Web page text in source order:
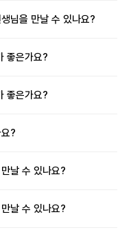
님을 만날 수 있나요?
좋은가요?
좋은가요?
?
날 수 있나요?
날 수 있나요?